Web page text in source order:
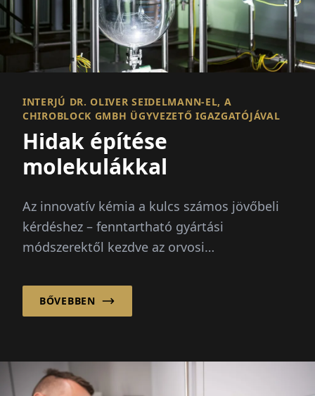
INTERJÚ DR. OLIVER SEIDELMANN-EL, A
CHIROBLOCK GMBH ÜGYVEZETŐ IGAZGATÓJÁVAL
Hidak építése
molekulákkal
Az innovatív kémia a kulcs számos jövőbeli
kérdéshez – fenntartható gyártási
módszerektől kezdve az orvosi
közepén...
BŐVEBBEN